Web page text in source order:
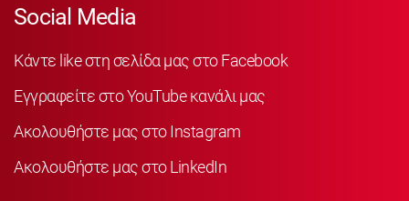
Social Media
Κάντε like στη σελίδα μας στο Facebook
Εγγραφείτε στο YouTube κανάλι μας
Ακολουθήστε μας στο Instagram
Ακολουθήστε μας στο LinkedIn